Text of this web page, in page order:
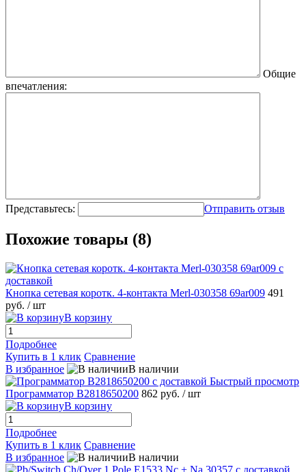
Общие
впечатления:
Представьтесь: Отправить отзыв
Похожие товары (8)
Кнопка сетевая коротк. 4-контакта Merl-030358 69ar009 491
руб. / шт
В корзину
Подробнее
Купить в 1 клик Сравнение
В избранное
В наличии
Быстрый просмотр
Программатор B2818650200 862 руб. / шт
В корзину
Подробнее
Купить в 1 клик Сравнение
В избранное
В наличии